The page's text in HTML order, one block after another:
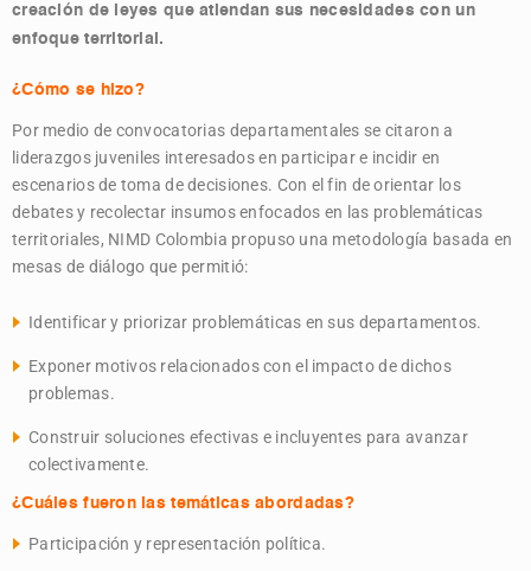
creación de leyes que atiendan sus necesidades con un
enfoque territorial.
¿Cómo se hizo?
Por medio de convocatorias departamentales se citaron a
liderazgos juveniles interesados en participar e incidir en
escenarios de toma de decisiones. Con el fin de orientar los
debates y recolectar insumos enfocados en las problemáticas
territoriales, NIMD Colombia propuso una metodología basada en
mesas de diálogo que permitió:
Identificar y priorizar problemáticas en sus departamentos.
Exponer motivos relacionados con el impacto de dichos
problemas.
Construir soluciones efectivas e incluyentes para avanzar
colectivamente.
¿Cuáles fueron las temáticas abordadas?
Participación y representación política.